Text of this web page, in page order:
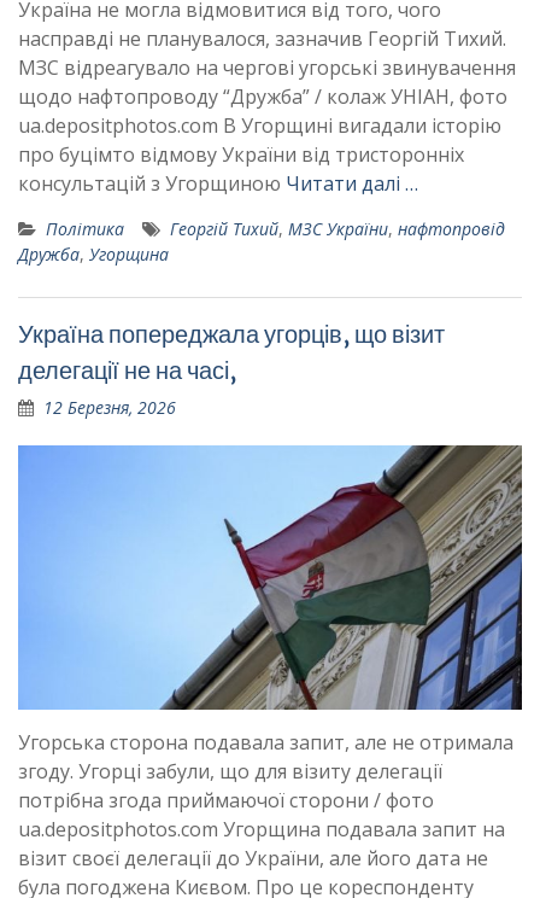
Україна не могла відмовитися від того, чого
насправді не планувалося, зазначив Георгій Тихий.
МЗС відреагувало на чергові угорські звинувачення
щодо нафтопроводу “Дружба” / колаж УНІАН, фото
ua.depositphotos.com В Угорщині вигадали історію
про буцімто відмову України від тристоронніх
консультацій з Угорщиною Читати далі …
Політика Георгій Тихий, МЗС України, нафтопровід
Дружба, Угорщина
Україна попереджала угорців, що візит
делегації не на часі,
12 Березня, 2026
Угорська сторона подавала запит, але не отримала
згоду. Угорці забули, що для візиту делегації
потрібна згода приймаючої сторони / фото
ua.depositphotos.com Угорщина подавала запит на
візит своєї делегації до України, але його дата не
була погоджена Києвом. Про це кореспонденту